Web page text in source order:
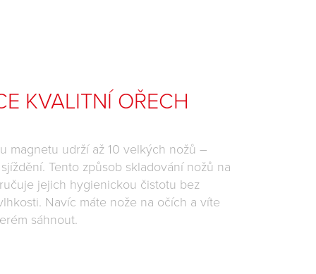
KVALITNÍ OŘECH
magnetu udrží až 10 velkých nožů –
Tento způsob skladování nožů na
jejich hygienickou čistotu bez
Navíc máte nože na očích a víte
sáhnout.